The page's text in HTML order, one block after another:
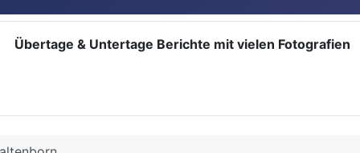
Übertage & Untertage Berichte mit vielen Fotografien